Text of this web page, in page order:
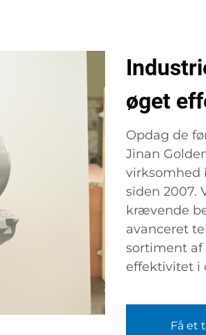
øget
Opdag de
Jinan
virksomhed
siden 2007.
krævende
avanceret
sortiment
effektivitet i
Få et